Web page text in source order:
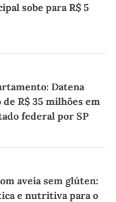
sobe para R$ 5
Datena
R$ 35 milhões em
federal por SP
aveia sem glúten:
e nutritiva para o